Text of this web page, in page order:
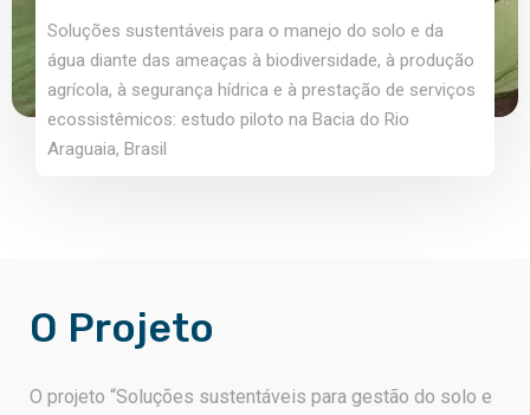
Soluções sustentáveis para o manejo do solo e da
água diante das ameaças à biodiversidade, à produção
agrícola, à segurança hídrica e à prestação de serviços
ecossistêmicos: estudo piloto na Bacia do Rio
Araguaia, Brasil
O Projeto
O projeto “Soluções sustentáveis para gestão do solo e